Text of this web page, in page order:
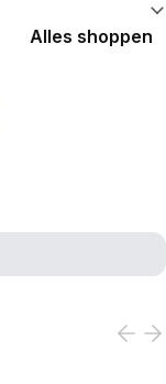
Alles shoppen